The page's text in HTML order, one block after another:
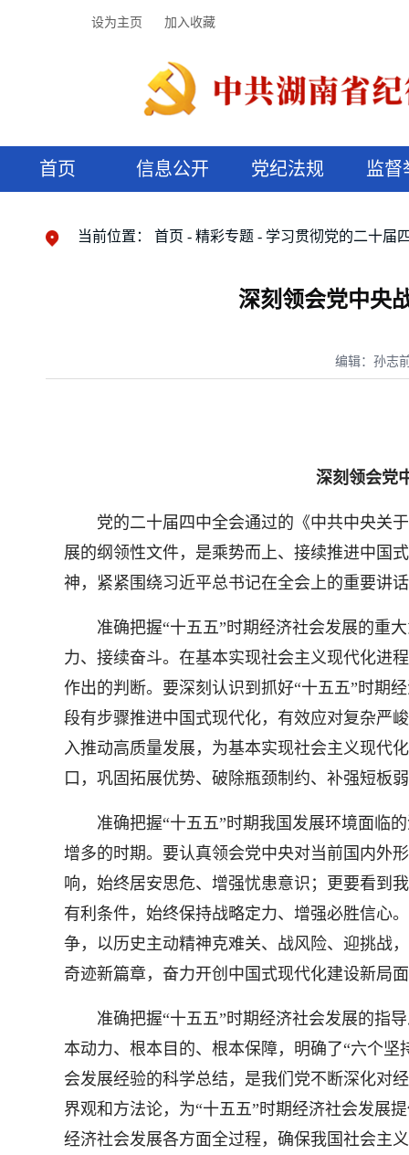
设为主页 加入收藏
首页 信息公开 党纪法规 监督
当前位置： 首页 精彩专题 学习贯彻党的二十届
深刻领会党中央
编辑：孙志
深刻领会党
党的二十届四中全会通过的《中共中央关于
展的纲领性文件，是乘势而上、接续推进中国
神，紧紧围绕习近平总书记在全会上的重要讲
准确把握“十五五”时期经济社会发展的重大
力、接续奋斗。在基本实现社会主义现代化进
作出的判断。要深刻认识到抓好“十五五”时期
段有步骤推进中国式现代化，有效应对复杂严
入推动高质量发展，为基本实现社会主义现代
口，巩固拓展优势、破除瓶颈制约、补强短板
准确把握“十五五”时期我国发展环境面临的
增多的时期。要认真领会党中央对当前国内外
响，始终居安思危、增强忧患意识；更要看到
有利条件，始终保持战略定力、增强必胜信心
争，以历史主动精神克难关、战风险、迎挑战
奇迹新篇章，奋力开创中国式现代化建设新局
准确把握“十五五”时期经济社会发展的指导
本动力、根本目的、根本保障，明确了“六个
会发展经验的科学总结，是我们党不断深化对
界观和方法论，为“十五五”时期经济社会发展
经济社会发展各方面全过程，确保我国社会主